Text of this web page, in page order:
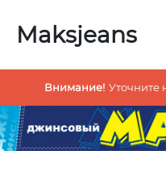
Maksjeans
Внимание! Уточните